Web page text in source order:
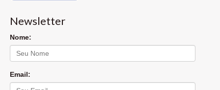
Newsletter
Nome:
Email: